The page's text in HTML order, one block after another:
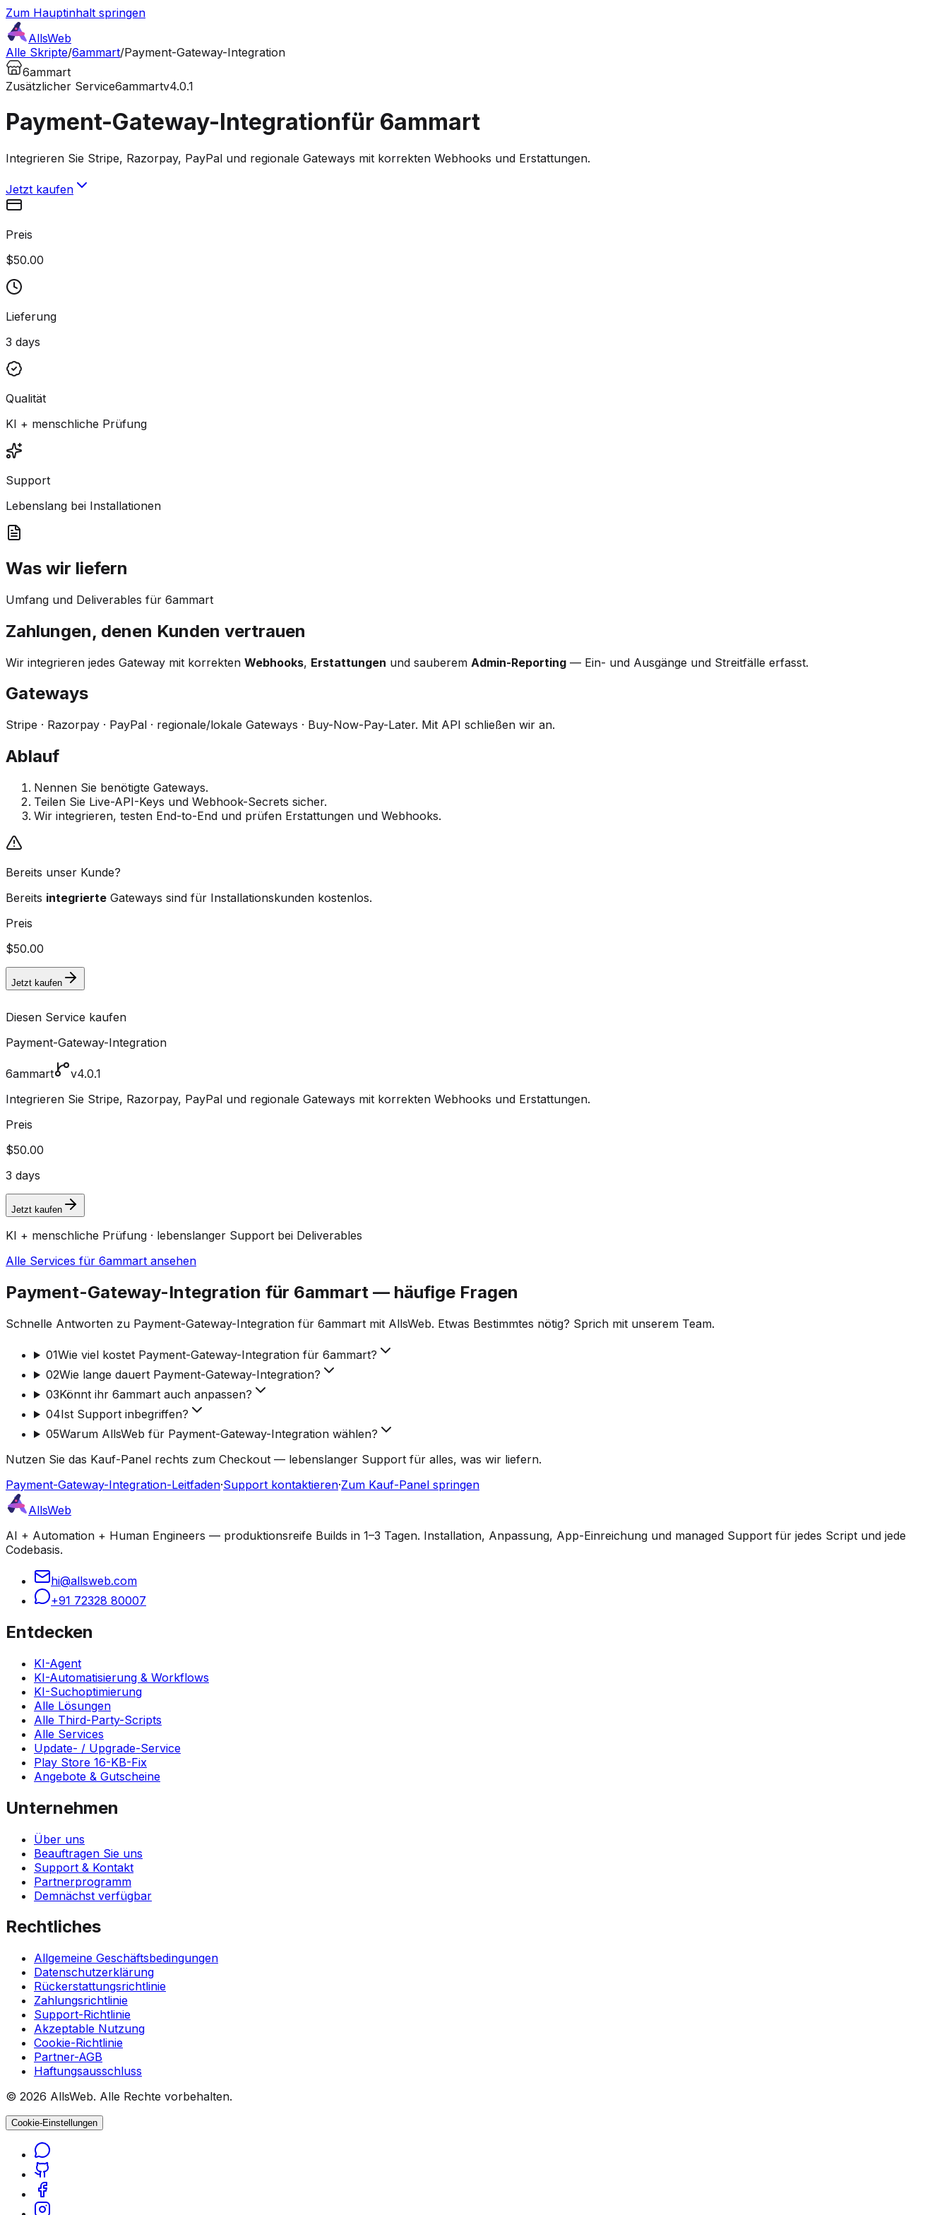
Zum Hauptinhalt springen
AllsWeb
Alle Skripte/6ammart/Payment-Gateway-Integration
6ammart
Zusätzlicher Service6ammartv4.0.1
Payment-Gateway-Integrationfür 6ammart
Integrieren Sie Stripe, Razorpay, PayPal und regionale Gateways mit korrekten Webhooks und Erstattungen.
Jetzt kaufen
Preis
$50.00
Lieferung
3 days
Qualität
KI + menschliche Prüfung
Support
Lebenslang bei Installationen
Was wir liefern
Umfang und Deliverables für 6ammart
Zahlungen, denen Kunden vertrauen
Wir integrieren jedes Gateway mit korrekten Webhooks, Erstattungen und sauberem Admin-Reporting — Ein- und Ausgänge und Streitfälle erfasst.
Gateways
Stripe · Razorpay · PayPal · regionale/lokale Gateways · Buy-Now-Pay-Later. Mit API schließen wir an.
Ablauf
Nennen Sie benötigte Gateways.
Teilen Sie Live-API-Keys und Webhook-Secrets sicher.
Wir integrieren, testen End-to-End und prüfen Erstattungen und Webhooks.
Bereits unser Kunde?
Bereits integrierte Gateways sind für Installationskunden kostenlos.
Preis
$50.00
Jetzt kaufen
Diesen Service kaufen
Payment-Gateway-Integration
6ammart
v4.0.1
Integrieren Sie Stripe, Razorpay, PayPal und regionale Gateways mit korrekten Webhooks und Erstattungen.
Preis
$50.00
3 days
Jetzt kaufen
KI + menschliche Prüfung · lebenslanger Support bei Deliverables
Alle Services für 6ammart ansehen
Payment-Gateway-Integration für 6ammart — häufige Fragen
Schnelle Antworten zu Payment-Gateway-Integration für 6ammart mit AllsWeb. Etwas Bestimmtes nötig? Sprich mit unserem Team.
01Wie viel kostet Payment-Gateway-Integration für 6ammart?
02Wie lange dauert Payment-Gateway-Integration?
03Könnt ihr 6ammart auch anpassen?
04Ist Support inbegriffen?
05Warum AllsWeb für Payment-Gateway-Integration wählen?
Nutzen Sie das Kauf-Panel rechts zum Checkout — lebenslanger Support für alles, was wir liefern.
Payment-Gateway-Integration-Leitfaden·Support kontaktieren·Zum Kauf-Panel springen
AllsWeb
AI + Automation + Human Engineers — produktionsreife Builds in 1–3 Tagen. Installation, Anpassung, App-Einreichung und managed Support für jedes Script und jede
Codebasis.
hi@allsweb.com
+91 72328 80007
Entdecken
KI-Agent
KI-Automatisierung & Workflows
KI-Suchoptimierung
Alle Lösungen
Alle Third-Party-Scripts
Alle Services
Update- / Upgrade-Service
Play Store 16-KB-Fix
Angebote & Gutscheine
Unternehmen
Über uns
Beauftragen Sie uns
Support & Kontakt
Partnerprogramm
Demnächst verfügbar
Rechtliches
Allgemeine Geschäftsbedingungen
Datenschutzerklärung
Rückerstattungsrichtlinie
Zahlungsrichtlinie
Support-Richtlinie
Akzeptable Nutzung
Cookie-Richtlinie
Partner-AGB
Haftungsausschluss
© 2026 AllsWeb. Alle Rechte vorbehalten.
Cookie-Einstellungen